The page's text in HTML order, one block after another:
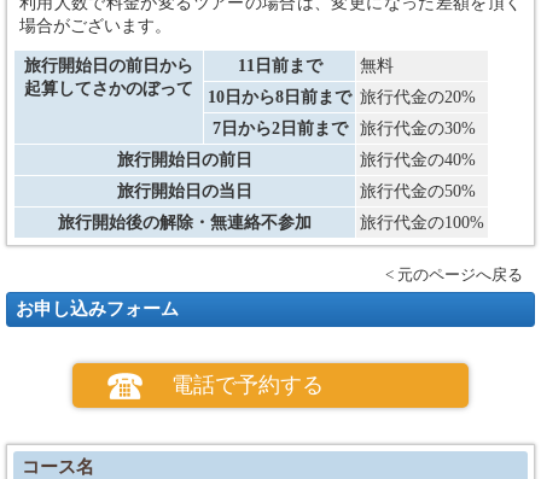
場合がございます。
旅行開始日の前日から
起算してさかのぼって
11日前まで
無料
10日から8日前まで 旅行代金の20%
7日から2日前まで
旅行代金の30%
旅行開始日の前日
旅行代金の40%
旅行開始日の当日
旅行代金の50%
旅行開始後の解除・無連絡不参加
旅行代金の100%
< 元のページへ戻る
お申し込みフォーム
電話で予約する
コース名